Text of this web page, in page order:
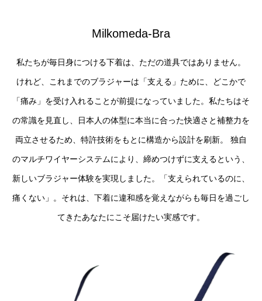
Milkomeda-Bra
私たちが毎日身につける下着は、ただの道具ではありません。
けれど、これまでのブラジャーは「支える」ために、どこかで
「痛み」を受け入れることが前提になっていました。私たちはそ
の常識を見直し、日本人の体型に本当に合った快適さと補整力を
両立させるため、特許技術をもとに構造から設計を刷新。 独自
のマルチワイヤーシステムにより、締めつけずに支えるという、
新しいブラジャー体験を実現しました。「支えられているのに、
痛くない」。それは、下着に違和感を覚えながらも毎日を過ごし
てきたあなたにこそ届けたい実感です。